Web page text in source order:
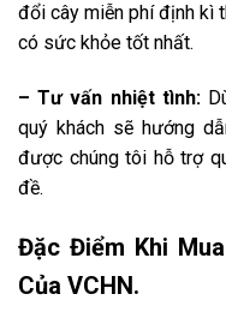
đổi cây miễn phí định kì
có sức khỏe tốt nhất.
– Tư vấn nhiệt tình:
quý khách sẽ hướng
được chúng tôi hỗ trợ
đề.
Đặc Điểm Khi
Của VCHN.